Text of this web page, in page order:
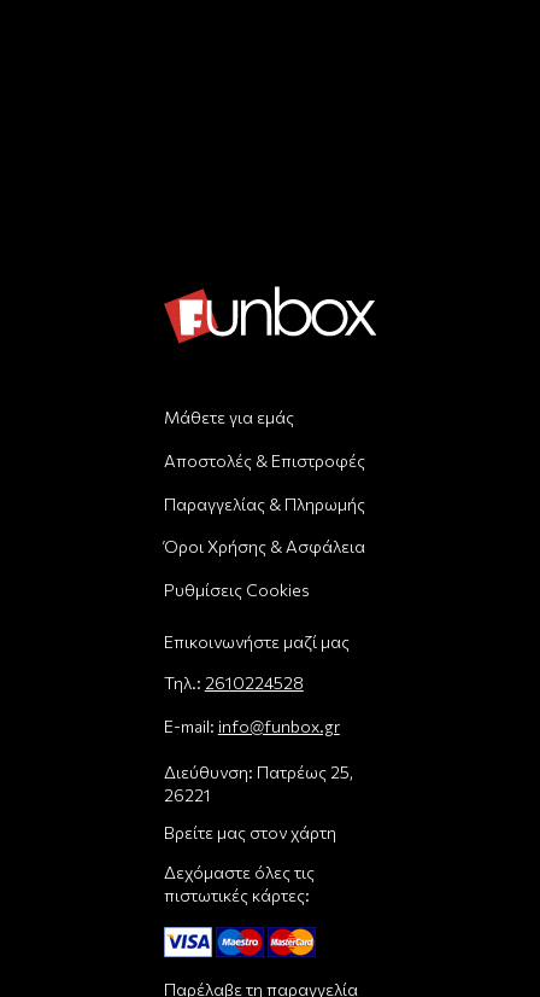
Μάθετε για εμάς
Αποστολές & Επιστροφές
Παραγγελίας & Πληρωμής
Όροι Χρήσης & Ασφάλεια
Ρυθμίσεις Cookies
Επικοινωνήστε μαζί μας
Τηλ.: 2610224528
E-mail: info@funbox.gr
Διεύθυνση: Πατρέως 25,
26221
Βρείτε μας στον χάρτη
Δεχόμαστε όλες τις
πιστωτικές κάρτες:
Παρέλαβε τη παραγγελία